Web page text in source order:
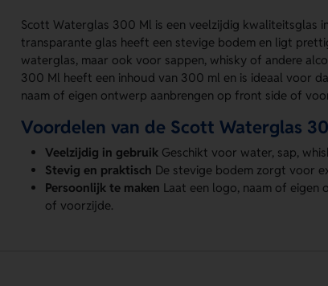
Scott Waterglas 300 Ml is een veelzijdig kwaliteitsglas
transparante glas heeft een stevige bodem en ligt
waterglas, maar ook voor sappen, whisky of andere
300 Ml heeft een inhoud van 300 ml en is ideaal voor
naam of eigen ontwerp aanbrengen op front side of
Voordelen van de Scott Waterglas
Veelzijdig in gebruik Geschikt voor water, sap,
Stevig en praktisch De stevige bodem zorgt voor
Persoonlijk te maken Laat een logo, naam of
of voorzijde.